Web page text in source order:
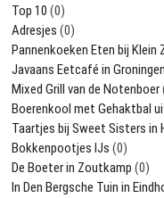
Top 10 (0)
Adresjes (0)
Pannenkoeken Eten bij Klein
Javaans Eetcafé in Groningen
Mixed Grill van de Notenboer
Boerenkool met Gehaktbal
Taartjes bij Sweet Sisters in
Bokkenpootjes IJs (0)
De Boeter in Zoutkamp (0)
In Den Bergsche Tuin in